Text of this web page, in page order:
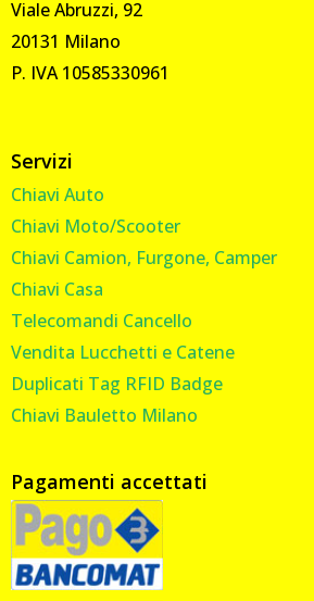
Viale Abruzzi, 92
20131 Milano
P. IVA 10585330961
Servizi
Chiavi Auto
Chiavi Moto/Scooter
Chiavi Camion, Furgone, Camper
Chiavi Casa
Telecomandi Cancello
Vendita Lucchetti e Catene
Duplicati Tag RFID Badge
Chiavi Bauletto Milano
Pagamenti accettati